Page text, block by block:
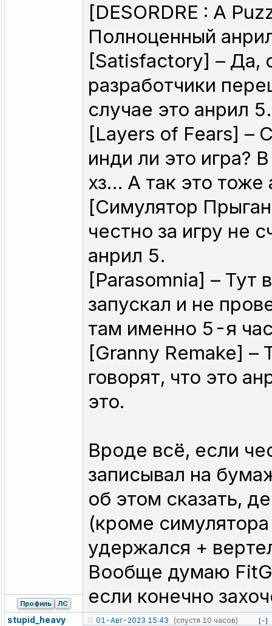
[DESORDRE : A
Полноценный
[Satisfactory] – Да,
разработчики
случае это анрил
[Layers of Fears] –
инди ли это игра?
хз… А так это тоже
[Симулятор
честно за игру не
анрил 5.
[Parasomnia] –
запускал и не
там именно 5-я
[Granny Remake] –
говорят, что это
это.
Вроде всё, если
записывал на
об этом сказать,
(кроме
удержался +
Вообще думаю
если конечно
Профиль ЛС
stupid_heavy 01-Авг-2023 15:43 (спустя 10 часов) [-]